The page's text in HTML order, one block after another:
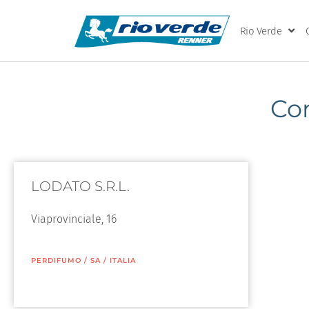
Rio Verde
LODATO S.R.L.
Viaprovinciale, 16
PERDIFUMO / SA / ITALIA